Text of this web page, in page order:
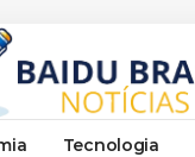
Tecnologia